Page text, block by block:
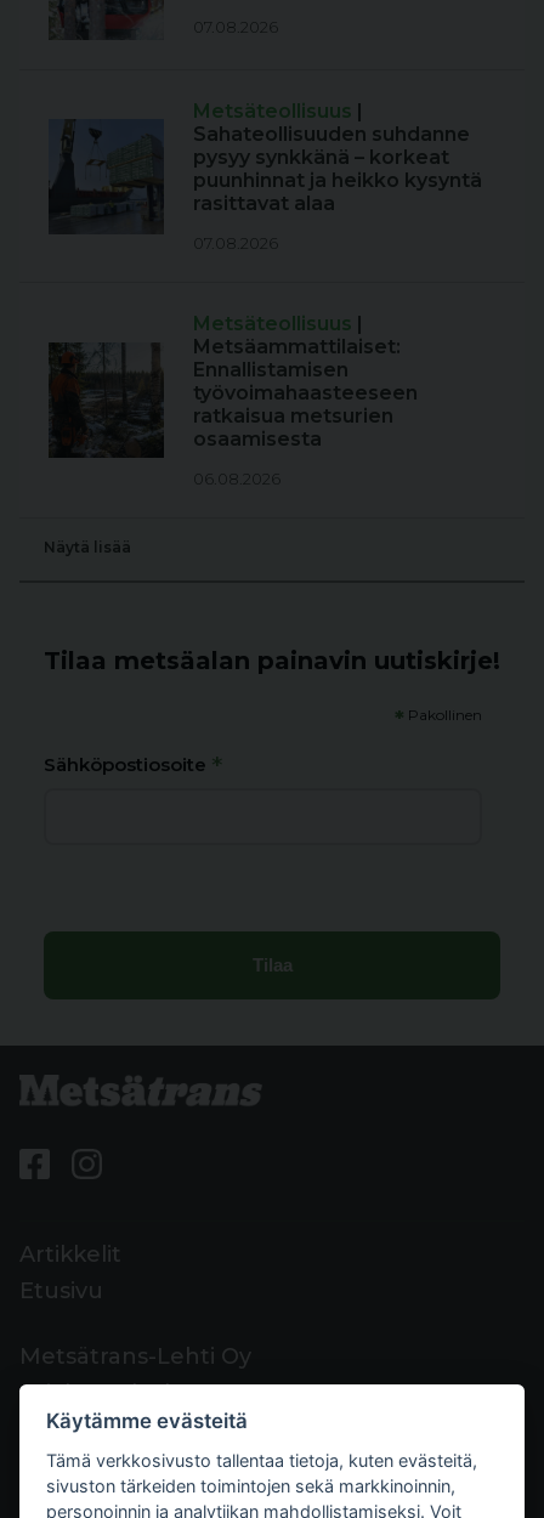
07.08.2026
Metsäteollisuus |
Sahateollisuuden suhdanne
pysyy synkkänä – korkeat
puunhinnat ja heikko kysyntä
rasittavat alaa
07.08.2026
Metsäteollisuus |
Metsäammattilaiset:
Ennallistamisen
työvoimahaasteeseen
ratkaisua metsurien
osaamisesta
06.08.2026
Näytä lisää
Tilaa metsäalan painavin uutiskirje!
* Pakollinen
Sähköpostiosoite *
Artikkelit
Etusivu
Metsätrans-Lehti Oy
Asiakaspalvelu
Yhteystiedot
Palaute
Mediakortti
Käytämme evästeitä
Tämä verkkosivusto tallentaa tietoja, kuten evästeitä,
sivuston tärkeiden toimintojen sekä markkinoinnin,
personoinnin ja analytiikan mahdollistamiseksi. Voit